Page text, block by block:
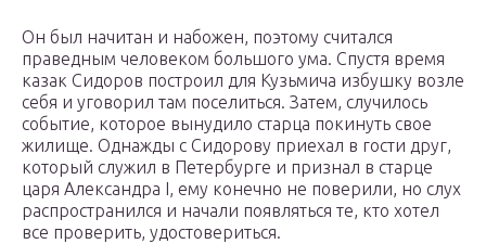
Он был начитан и набожен, поэтому считался
праведным человеком большого ума. Спустя время
казак Сидоров построил для Кузьмича избушку возле
себя и уговорил там поселиться. Затем, случилось
событие, которое вынудило старца покинуть свое
жилище. Однажды с Сидорову приехал в гости друг,
который служил в Петербурге и признал в старце
царя Александра I, ему конечно не поверили, но слух
распространился и начали появляться те, кто хотел
все проверить, удостовериться.